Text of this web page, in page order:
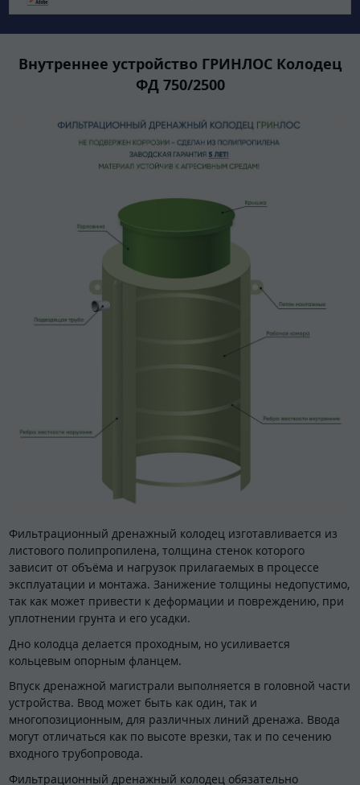
Внутреннее устройство ГРИНЛОС Колодец
ФД 750/2500
Фильтрационный дренажный колодец изготавливается из
листового полипропилена, толщина стенок которого
зависит от объёма и нагрузок прилагаемых в процессе
эксплуатации и монтажа. Занижение толщины недопустимо,
так как может привести к деформации и повреждению, при
уплотнении грунта и его усадки.
Дно колодца делается проходным, но усиливается
кольцевым опорным фланцем.
Впуск дренажной магистрали выполняется в головной части
устройства. Ввод может быть как один, так и
многопозиционным, для различных линий дренажа. Ввода
могут отличаться как по высоте врезки, так и по сечению
входного трубопровода.
Фильтрационный дренажный колодец обязательно